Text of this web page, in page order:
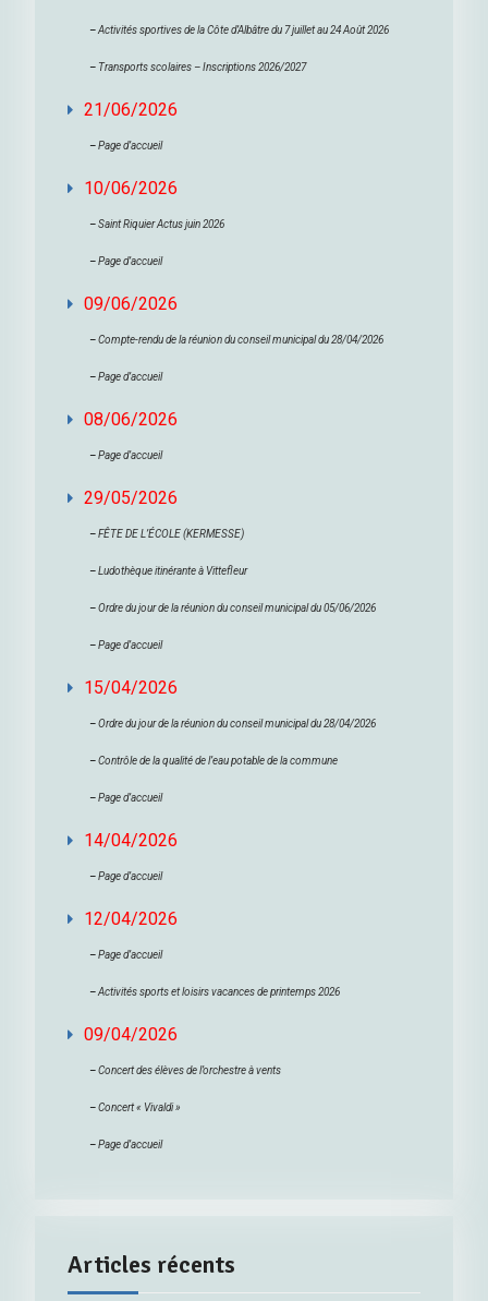
–Activités sportives de la Côte d’Albâtre du 7 juillet au 24 Août 2026
– Transports scolaires – Inscriptions 2026/2027
21/06/2026
–Page d’accueil
10/06/2026
–Saint Riquier Actus juin 2026
–Page d’accueil
09/06/2026
–Compte-rendu de la réunion du conseil municipal du 28/04/2026
–Page d’accueil
08/06/2026
–Page d’accueil
29/05/2026
–FÊTE DE L’ÉCOLE (KERMESSE)
–Ludothèque itinérante à Vittefleur
–Ordre du jour de la réunion du conseil municipal du 05/06/2026
–Page d’accueil
15/04/2026
–Ordre du jour de la réunion du conseil municipal du 28/04/2026
–Contrôle de la qualité de l’eau potable de la commune
–Page d’accueil
14/04/2026
–Page d’accueil
12/04/2026
–Page d’accueil
–Activités sports et loisirs vacances de printemps 2026
09/04/2026
–Concert des élèves de l’orchestre à vents
–Concert « Vivaldi »
–Page d’accueil
Articles récents